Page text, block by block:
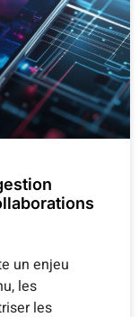
un enjeu
les
les